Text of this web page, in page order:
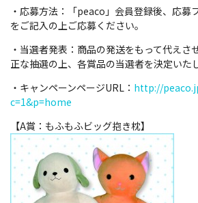
・応募方法：「peaco」会員登録後、応募
をご記入の上ご応募ください。
・当選者発表：商品の発送をもって代えさ
正な抽選の上、各賞品の当選者を決定いた
・キャンペーンページURL： http://
c=1&p=home
【A賞：もふもふビッグ抱き枕】